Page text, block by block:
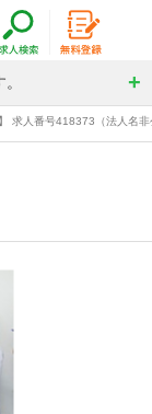
求人番号418373（法人名